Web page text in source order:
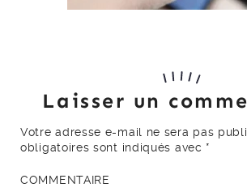
Laisser un
Votre adresse e-mail ne sera pas
obligatoires sont indiqués avec *
COMMENTAIRE